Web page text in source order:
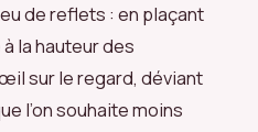
de reflets : en plaçant
la hauteur des
sur le regard, déviant
l’on souhaite moins